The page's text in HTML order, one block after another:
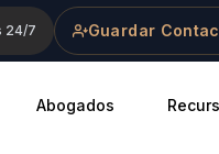
24/7 Guardar
Abogados